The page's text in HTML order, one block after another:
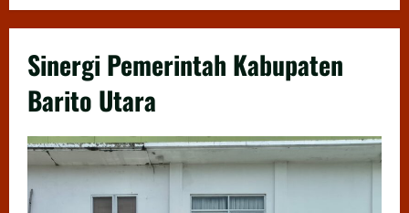
Sinergi Pemerintah Kabupaten
Barito Utara